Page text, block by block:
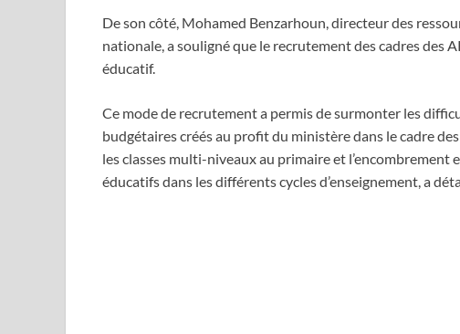
De son côté, Mohamed Benzarhoun, directeur des
nationale, a souligné que le recrutement des cadres des
éducatif.
Ce mode de recrutement a permis de surmonter les
budgétaires créés au profit du ministère dans le cadre
les classes multi-niveaux au primaire et
éducatifs dans les différents cycles d’enseignement, a